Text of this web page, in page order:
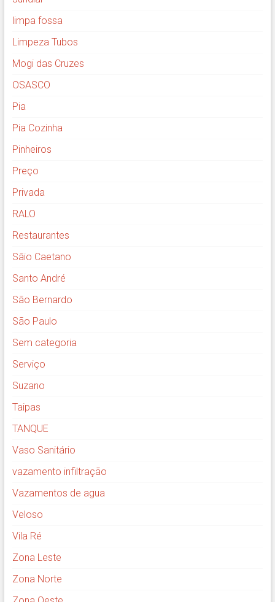
limpa fossa
Limpeza Tubos
Mogi das Cruzes
OSASCO
Pia
Pia Cozinha
Pinheiros
Preço
Privada
RALO
Restaurantes
Sãio Caetano
Santo André
São Bernardo
São Paulo
Sem categoria
Serviço
Suzano
Taipas
TANQUE
Vaso Sanitário
vazamento infiltração
Vazamentos de agua
Veloso
Vila Ré
Zona Leste
Zona Norte